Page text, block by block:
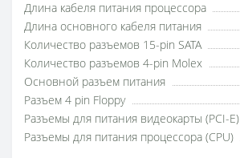
Длина кабеля питания процессора
Длина основного кабеля питания
Количество разъемов 15-pin SATA
Количество разъемов 4-pin Molex
Основной разъем питания
Разъем 4 pin Floppy
Разъемы для питания видеокарты (PCI-E)
Разъемы для питания процессора (CPU)